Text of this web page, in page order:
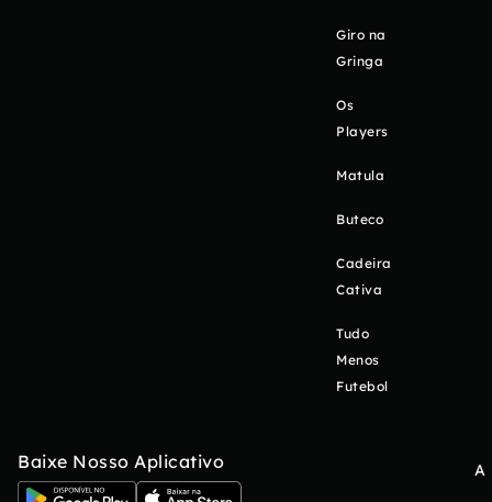
Giro na
Gringa
Os
Players
Matula
Buteco
Cadeira
Cativa
Tudo
Menos
Futebol
Baixe Nosso Aplicativo
A